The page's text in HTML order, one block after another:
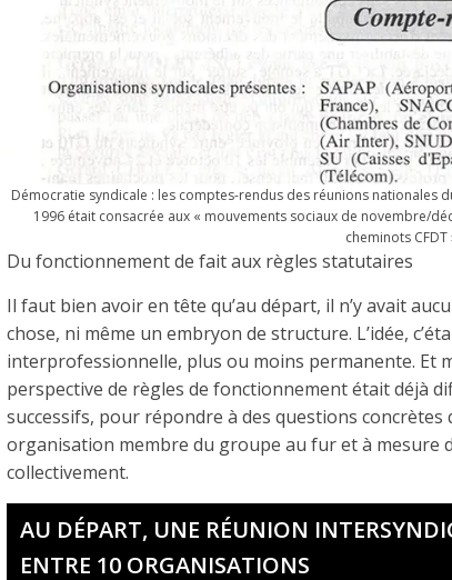
Démocratie syndicale : les comptes-rendus des réunions nationales
1996 était consacrée aux « mouvements sociaux de novembre/
cheminots CFDT
Du fonctionnement de fait aux règles statutaires
Il faut bien avoir en tête qu’au départ, il n’y avait
chose, ni même un embryon de structure. L’idée,
interprofessionnelle, plus ou moins permanente. Et
perspective de règles de fonctionnement était déjà
successifs, pour répondre à des questions
organisation membre du groupe au fur et à mesure
collectivement.
AU DÉPART, UNE RÉUNION
ENTRE 10 ORGANISATIONS